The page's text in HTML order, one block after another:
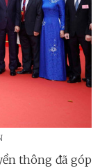
thông đã góp